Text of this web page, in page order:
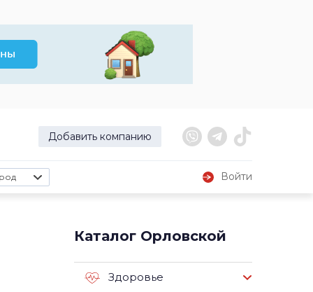
Добавить компанию
Войти
Каталог Орловской
Здоровье